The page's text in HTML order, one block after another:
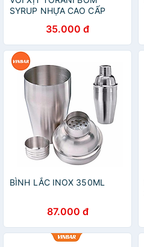
SYRUP NHỰA CAO CẤP
35.000 đ
BÌNH LẮC INOX 350ML
87.000 đ